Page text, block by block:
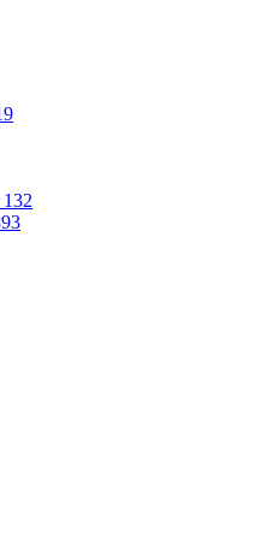
132